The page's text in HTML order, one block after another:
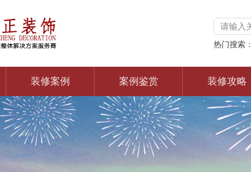
热门搜索：
装修案例 案例鉴赏 装修攻略